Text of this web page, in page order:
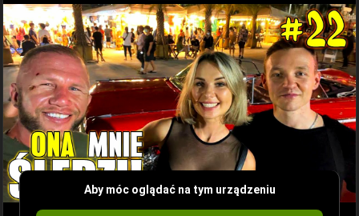
Aby móc oglądać na tym urządzeniu